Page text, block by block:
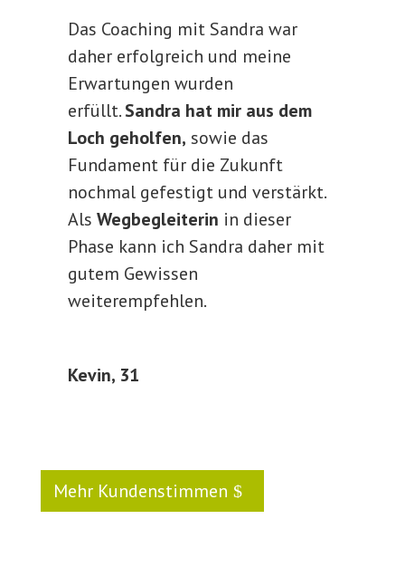
Das Coaching mit Sandra war
daher erfolgreich und meine
Erwartungen wurden
erfüllt. Sandra hat mir aus dem
Loch geholfen, sowie das
Fundament für die Zukunft
nochmal gefestigt und verstärkt.
Als Wegbegleiterin in dieser
Phase kann ich Sandra daher mit
gutem Gewissen
weiterempfehlen.
Kevin, 31
Mehr Kundenstimmen